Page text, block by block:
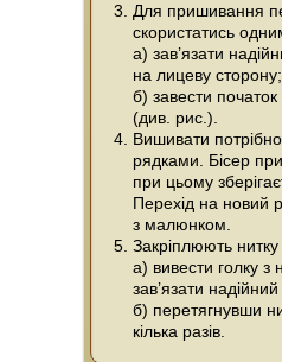
Для пришивання
скористатись
а) зав’язати
на лицеву сторону;
б) завести початок
(див. рис.).
Вишивати
рядками. Бісер
при цьому
Перехід на новий
з малюнком.
Закріплюють
а) вивести голку з
зав’язати
б) перетягнувши
кілька разів.